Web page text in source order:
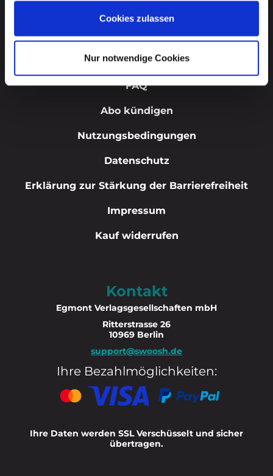
Cookies zulassen
Nur notwendige Cookies
Start
FAQ
Abo kündigen
Nutzungsbedingungen
Datenschutz
Erklärung zur Stärkung der Barrierefreiheit
Impressum
Kauf widerrufen
Kontakt
Egmont Verlagsgesellschaften mbH
Ritterstrasse 26
10969 Berlin
support@swoosh.de
Ihre Bezahlmöglichkeiten:
Ihre Daten werden SSL Verschüsselt und sicher
übertragen.